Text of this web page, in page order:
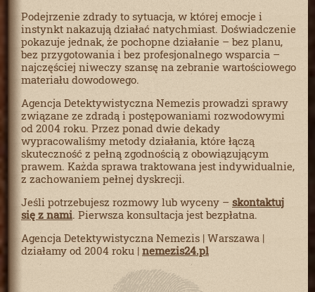
Podejrzenie zdrady to sytuacja, w której emocje i
instynkt nakazują działać natychmiast. Doświadczenie
pokazuje jednak, że pochopne działanie – bez planu,
bez przygotowania i bez profesjonalnego wsparcia –
najczęściej niweczy szansę na zebranie wartościowego
materiału dowodowego.
Agencja Detektywistyczna Nemezis prowadzi sprawy
związane ze zdradą i postępowaniami rozwodowymi
od 2004 roku. Przez ponad dwie dekady
wypracowaliśmy metody działania, które łączą
skuteczność z pełną zgodnością z obowiązującym
prawem. Każda sprawa traktowana jest indywidualnie,
z zachowaniem pełnej dyskrecji.
Jeśli potrzebujesz rozmowy lub wyceny – skontaktuj
się z nami. Pierwsza konsultacja jest bezpłatna.
Agencja Detektywistyczna Nemezis | Warszawa |
działamy od 2004 roku | nemezis24.pl